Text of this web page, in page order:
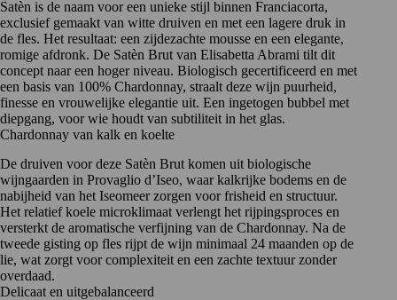
Satèn is de naam voor een unieke stijl binnen Franciacorta,
exclusief gemaakt van witte druiven en met een lagere druk in
de fles. Het resultaat: een zijdezachte mousse en een elegante,
romige afdronk. De Satèn Brut van Elisabetta Abrami tilt dit
concept naar een hoger niveau. Biologisch gecertificeerd en met
een basis van 100% Chardonnay, straalt deze wijn puurheid,
finesse en vrouwelijke elegantie uit. Een ingetogen bubbel met
diepgang, voor wie houdt van subtiliteit in het glas.
Chardonnay van kalk en koelte
De druiven voor deze Satèn Brut komen uit biologische
wijngaarden in Provaglio d’Iseo, waar kalkrijke bodems en de
nabijheid van het Iseomeer zorgen voor frisheid en structuur.
Het relatief koele microklimaat verlengt het rijpingsproces en
versterkt de aromatische verfijning van de Chardonnay. Na de
tweede gisting op fles rijpt de wijn minimaal 24 maanden op de
lie, wat zorgt voor complexiteit en een zachte textuur zonder
overdaad.
Delicaat en uitgebalanceerd